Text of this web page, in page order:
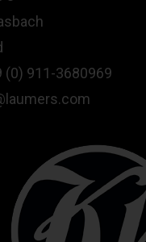
(0) 911-3680969